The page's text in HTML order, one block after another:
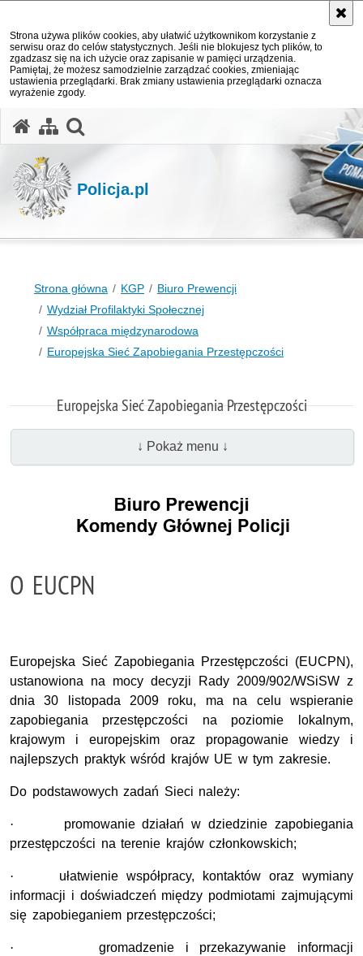
Strona używa plików cookies, aby ułatwić użytkownikom korzystanie z
serwisu oraz do celów statystycznych. Jeśli nie blokujesz tych plików, to
zgadzasz się na ich użycie oraz zapisanie w pamięci urządzenia.
Pamiętaj, że możesz samodzielnie zarządzać cookies, zmieniając
ustawienia przeglądarki. Brak zmiany ustawienia przeglądarki oznacza
wyrażenie zgody.
Policja.pl
Strona główna KGP
Biuro Prewencji
Wydział Profilaktyki Społecznej
Współpraca międzynarodowa
Europejska Sieć Zapobiegania Przestępczości
Europejska Sieć Zapobiegania Przestępczości
↓ Pokaż menu ↓
O EUCPN
Europejska Sieć Zapobiegania Przestępczości (EUCPN),
ustanowiona na mocy decyzji Rady 2009/902/WSiSW z
dnia 30 listopada 2009 roku, ma na celu wspieranie
zapobiegania przestępczości na poziomie lokalnym,
krajowym i europejskim oraz propagowanie wiedzy i
najlepszych praktyk wśród krajów UE w tym zakresie.
Do podstawowych zadań Sieci należy:
·
promowanie działań w dziedzinie zapobiegania
przestępczości na terenie krajów członkowskich;
·
ułatwienie współpracy, kontaktów oraz wymiany
informacji i doświadczeń między podmiotami zajmującymi
się zapobieganiem przestępczości;
·
gromadzenie i przekazywanie informacji